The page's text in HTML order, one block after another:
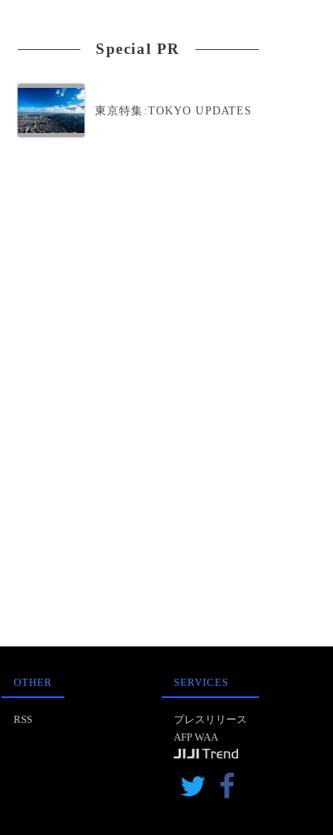
Special PR
東京特集:TOKYO UPDATES
OTHER
RSS
SERVICES
プレスリリース
AFP WAA